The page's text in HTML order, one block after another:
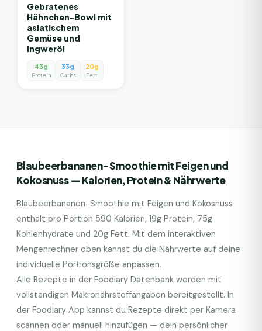
Gebratenes
Hähnchen-Bowl mit
asiatischem
Gemüse und
Ingweröl
43g
Protein
33g
Carbs
20g
Fett
Blaubeerbananen-Smoothie mit Feigen und
Kokosnuss— Kalorien, Protein & Nährwerte
Blaubeerbananen-Smoothie mit Feigen und Kokosnuss
enthält pro Portion 590 Kalorien, 19g Protein, 75g
Kohlenhydrate und 20g Fett. Mit dem interaktiven
Mengenrechner oben kannst du die Nährwerte auf deine
individuelle Portionsgröße anpassen.
Alle Rezepte in der Foodiary Datenbank werden mit
vollständigen Makronährstoffangaben bereitgestellt. In
der Foodiary App kannst du Rezepte direkt per Kamera
scannen oder manuell hinzufügen — dein persönlicher